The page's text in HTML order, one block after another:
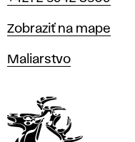
Mapa
Zobraziť na mape
Katedry
Maliarstvo